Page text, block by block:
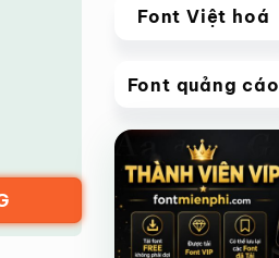
Font Việt hoá
Font quảng cáo
Giảm giá!